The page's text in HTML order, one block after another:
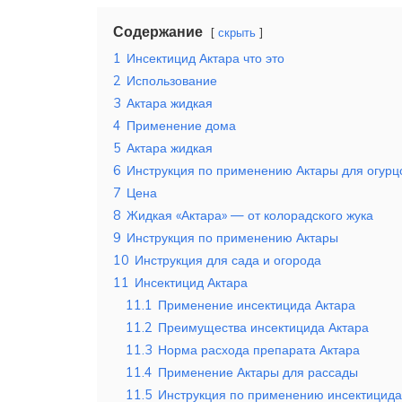
Содержание скрыть
1 Инсектицид Актара что это
2 Использование
3 Актара жидкая
4 Применение дома
5 Актара жидкая
6 Инструкция по применению Актары для
7 Цена
8 Жидкая «Актара» — от колорадского жука
9 Инструкция по применению Актары
10 Инструкция для сада и огорода
11 Инсектицид Актара
11.1 Применение инсектицида Актара
11.2 Преимущества инсектицида Актара
11.3 Норма расхода препарата Актара
11.4 Применение Актары для рассады
11.5 Инструкция по применению